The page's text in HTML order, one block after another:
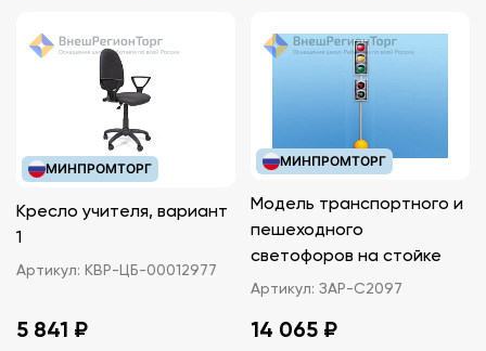
МИНПРОМТОРГ
Кресло учителя, вариант
1
Артикул: КВР-ЦБ-00012977
5 841 ₽
МИНПРОМТОРГ
Модель транспортного и
пешеходного
светофоров на стойке
Артикул: ЗАР-С2097
14 065 ₽